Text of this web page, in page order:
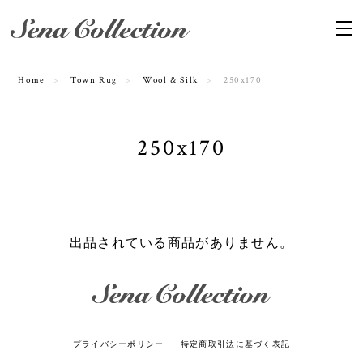
Home Town Rug Wool & Silk 250x170
250x170
出品されている商品がありません。
プライバシーポリシー 特定商取引法に基づく表記